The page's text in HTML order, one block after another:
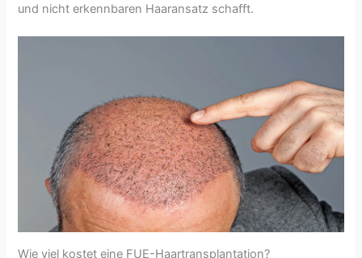
und nicht erkennbaren Haaransatz schafft.
Wie viel kostet eine FUE-Haartransplantation?